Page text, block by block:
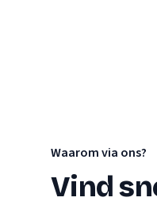
Waarom via ons?
Vind